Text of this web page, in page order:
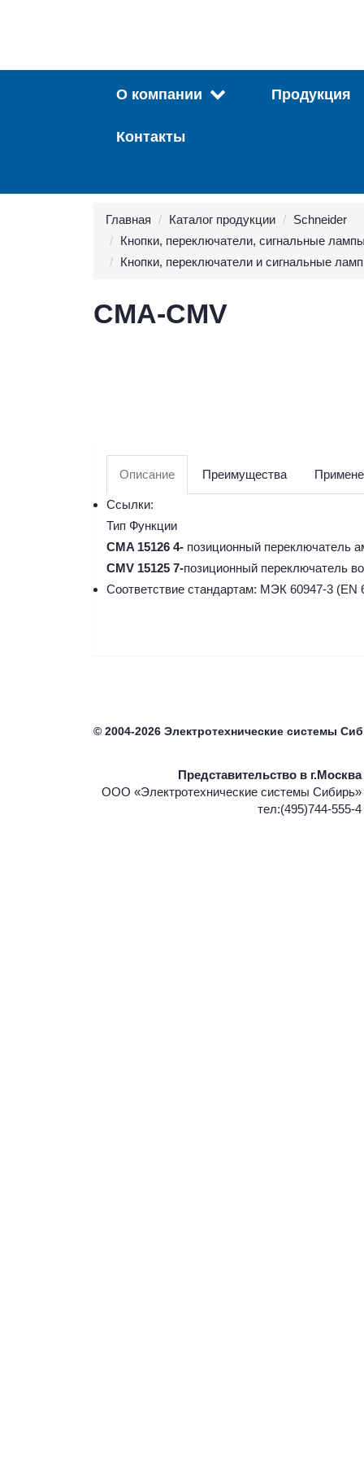
О компании Продукция
Контакты
Главная Каталог продукции
Schneider
Кнопки, переключатели, сигнальные
Кнопки, переключатели и сигнальные
CMA-CMV
Описание Преимущества
Ссылки:
Тип Функции
CMA 15126 4- позиционный переключатель
CMV 15125 7-позиционный переключатель
Соответствие стандартам: МЭК 60947-3 (EN
© 2004-2026 Электротехнические системы
Представительство в г.Москва
ООО «Электротехнические системы Сибирь»
тел:(495)744-555-4